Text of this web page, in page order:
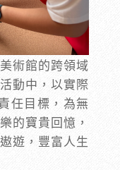
術館的跨領域
動中，以實際
任目標，為無
的寶貴回憶，
遊，豐富人生